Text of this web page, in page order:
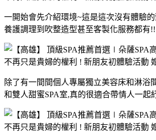
一開始會先介紹環境~這是這次沒有體驗
養護調理到吹整造型甚至客製化服務都有
除了有一間間個人專屬獨立美容床和淋浴
和雙人甜蜜SPA室,真的很適合帶情人一起